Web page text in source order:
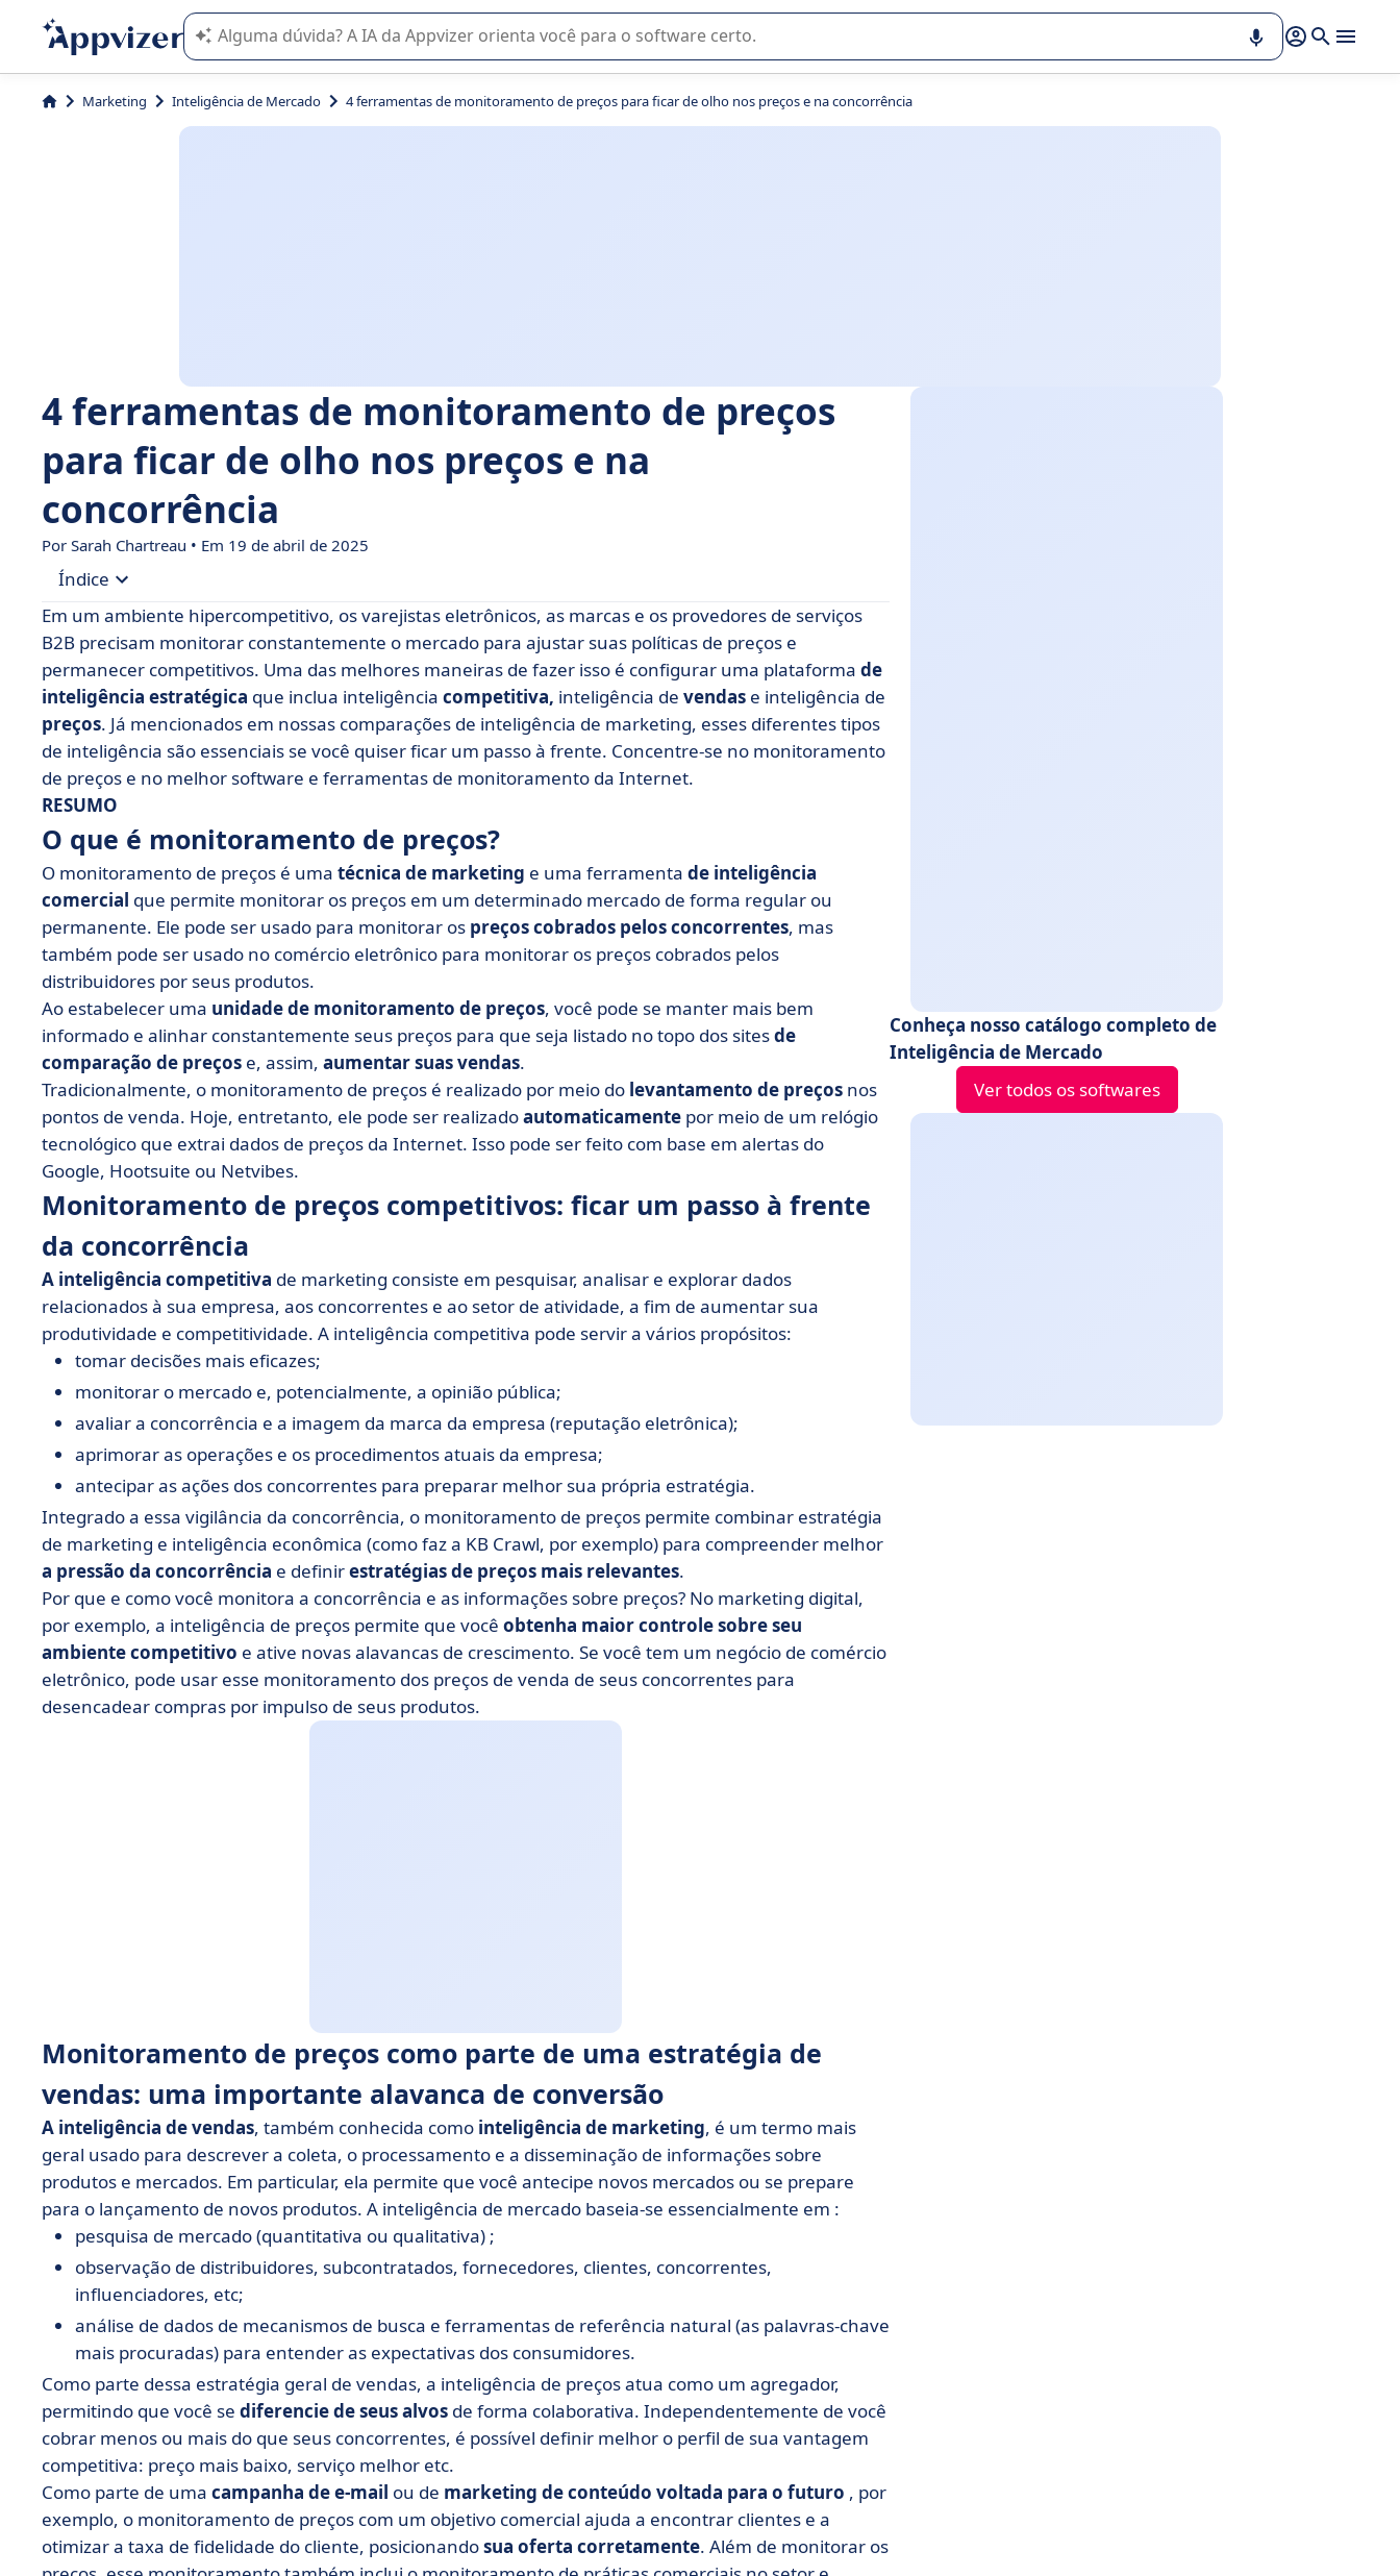
A IA do Appvizer o orienta no uso ou na seleção de software SaaS para sua empresa.
Marketing Inteligência de Mercado 4 ferramentas de monitoramento de preços para ficar de olho nos preços e na concorrência
4 ferramentas de monitoramento de preços
para ficar de olho nos preços e na
concorrência
Por Sarah Chartreau • Em 19 de abril de 2025
Índice
• O que é monitoramento de preços?
• Monitoramento de preços competitivos: ficar um passo à frente da concorrência
• Monitoramento de preços como parte de uma estratégia de vendas: uma importante alavanca
de conversão
• Monitoramento de preços do comércio eletrônico: escolha o software de monitoramento
certo!
• Como você faz o monitoramento de preços?
Em um ambiente hipercompetitivo, os varejistas eletrônicos, as marcas e os provedores de serviços
B2B precisam monitorar constantemente o mercado para ajustar suas políticas de preços e
permanecer competitivos. Uma das melhores maneiras de fazer isso é configurar uma plataforma de
inteligência estratégica que inclua inteligência competitiva, inteligência de vendas e inteligência de
preços. Já mencionados em nossas comparações de inteligência de marketing, esses diferentes tipos
de inteligência são essenciais se você quiser ficar um passo à frente. Concentre-se no monitoramento
de preços e no melhor software e ferramentas de monitoramento da Internet.
RESUMO
O que é monitoramento de preços?
O monitoramento de preços é uma técnica de marketing e uma ferramenta de inteligência
comercial que permite monitorar os preços em um determinado mercado de forma regular ou
permanente. Ele pode ser usado para monitorar os preços cobrados pelos concorrentes, mas
também pode ser usado no comércio eletrônico para monitorar os preços cobrados pelos
distribuidores por seus produtos.
Ao estabelecer uma unidade de monitoramento de preços, você pode se manter mais bem
informado e alinhar constantemente seus preços para que seja listado no topo dos sitesde
comparação de preços e, assim, aumentar suas vendas.
Tradicionalmente, o monitoramento de preços é realizado por meio do levantamento de preços nos
pontos de venda. Hoje, entretanto, ele pode ser realizadoautomaticamente por meio de um relógio
tecnológico que extrai dados de preços da Internet. Isso pode ser feito com base em alertas do
Google, Hootsuite ou Netvibes.
Monitoramento de preços competitivos: ficar um passo à frente
da concorrência
A inteligência competitiva de marketing consiste em pesquisar, analisar e explorar dados
relacionados à sua empresa, aos concorrentes e ao setor de atividade, a fim de aumentar sua
produtividade e competitividade. A inteligência competitiva pode servir a vários propósitos:
tomar decisões mais eficazes;
monitorar o mercado e, potencialmente, a opinião pública;
avaliar a concorrência e a imagem da marca da empresa (reputação eletrônica);
aprimorar as operações e os procedimentos atuais da empresa;
antecipar as ações dos concorrentes para preparar melhor sua própria estratégia.
Integrado a essa vigilância da concorrência, o monitoramento de preços permite combinar estratégia
de marketing e inteligência econômica (como faz a KB Crawl, por exemplo) para compreender melhor
a pressão da concorrência e definirestratégias de preços mais relevantes.
Por que e como você monitora a concorrência e as informações sobre preços? No marketing digital,
por exemplo, a inteligência de preços permite que você obtenha maior controle sobre seu
ambiente competitivo e ative novas alavancas de crescimento. Se você tem um negócio de comércio
eletrônico, pode usar esse monitoramento dos preços de venda de seus concorrentes para
desencadear compras por impulso de seus produtos.
Monitoramento de preços como parte de uma estratégia de
vendas: uma importante alavanca de conversão
A inteligência de vendas, também conhecida como inteligência de marketing, é um termo mais
geral usado para descrever a coleta, o processamento e a disseminação de informações sobre
produtos e mercados. Em particular, ela permite que você antecipe novos mercados ou se prepare
para o lançamento de novos produtos. A inteligência de mercado baseia-se essencialmente em :
pesquisa de mercado (quantitativa ou qualitativa) ;
observação de distribuidores, subcontratados, fornecedores, clientes, concorrentes,
influenciadores, etc;
análise de dados de mecanismos de busca e ferramentas de referência natural (as palavras-chave
mais procuradas) para entender as expectativas dos consumidores.
Como parte dessa estratégia geral de vendas, a inteligência de preços atua como um agregador,
permitindo que você se diferencie de seus alvos de forma colaborativa. Independentemente de você
cobrar menos ou mais do que seus concorrentes, é possível definir melhor o perfil de sua vantagem
competitiva: preço mais baixo, serviço melhor etc.
Como parte de uma campanha de e-mail ou de marketing de conteúdo voltada para o futuro , por
exemplo, o monitoramento de preços com um objetivo comercial ajuda a encontrar clientes e a
otimizar a taxa de fidelidade do cliente, posicionandosua oferta corretamente. Além de monitorar os
Conheça nosso catálogo completo de
Inteligência de Mercado
Ver todos os softwares